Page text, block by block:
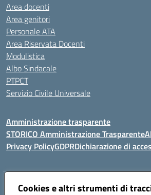
Cookies e altri strumenti di
Area docenti
Area genitori
Personale ATA
Area Riservata Docenti
Modulistica
Albo Sindacale
PTPCT
Servizio Civile Universale
Amministrazione trasparente
STORICO Amministrazione Trasparente
Privacy PolicyGDPRDichiarazione di
Indirizzo:Piazza S. G. Bosco, 1 95014 Giarre (CT)